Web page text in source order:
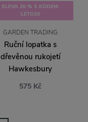
SLEVA 20 % S KÓDEM:
LÉTO20
GARDEN TRADING
Ruční lopatka s
dřevěnou rukojetí
Hawkesbury
575 Kč